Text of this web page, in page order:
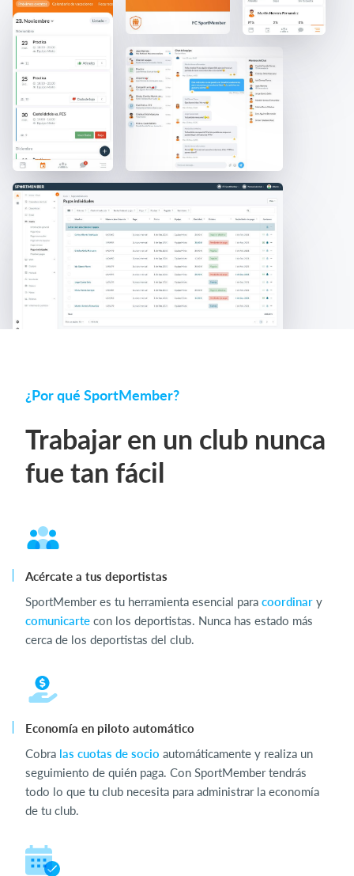
¿Por qué SportMember?
Trabajar en un club nunca
fue tan fácil
Acércate a tus deportistas
SportMember es tu herramienta esencial para coordinar y
comunicarte con los deportistas. Nunca has estado más
cerca de los deportistas del club.
Economía en piloto automático
Cobra las cuotas de socio automáticamente y realiza un
seguimiento de quién paga. Con SportMember tendrás
todo lo que tu club necesita para administrar la economía
de tu club.